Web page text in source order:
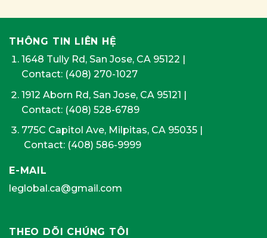
THÔNG TIN LIÊN HỆ
1648 Tully Rd, San Jose, CA 95122 |
Contact: (408) 270-1027
1912 Aborn Rd, San Jose, CA 95121 |
Contact: (408) 528-6789
775C Capitol Ave, Milpitas, CA 95035|
Contact: (408) 586-9999
E-MAIL
leglobal.ca@gmail.com
THEO DÕI CHÚNG TÔI